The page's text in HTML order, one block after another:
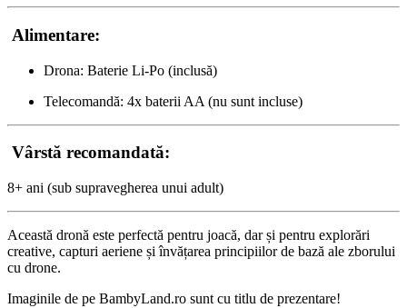
Alimentare:
Drona: Baterie Li-Po (inclusă)
Telecomandă: 4x baterii AA (nu sunt incluse)
Vârstă recomandată:
8+ ani (sub supravegherea unui adult)
Această dronă este perfectă pentru joacă, dar și pentru explorări
creative, capturi aeriene și învățarea principiilor de bază ale zborului
cu drone.
Imaginile de pe BambyLand.ro sunt cu titlu de prezentare!